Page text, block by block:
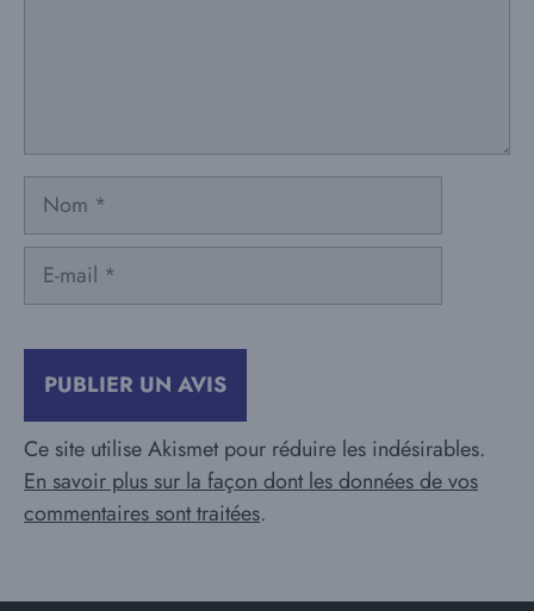
Nom
Ce site utilise Akismet pour réduire les indésirables.
En savoir plus sur la façon dont les données de vos
commentaires sont traitées.